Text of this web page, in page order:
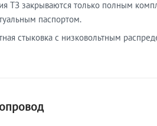
ТЗ закрываются только полным
паспортом.
стыковка с низковольтным